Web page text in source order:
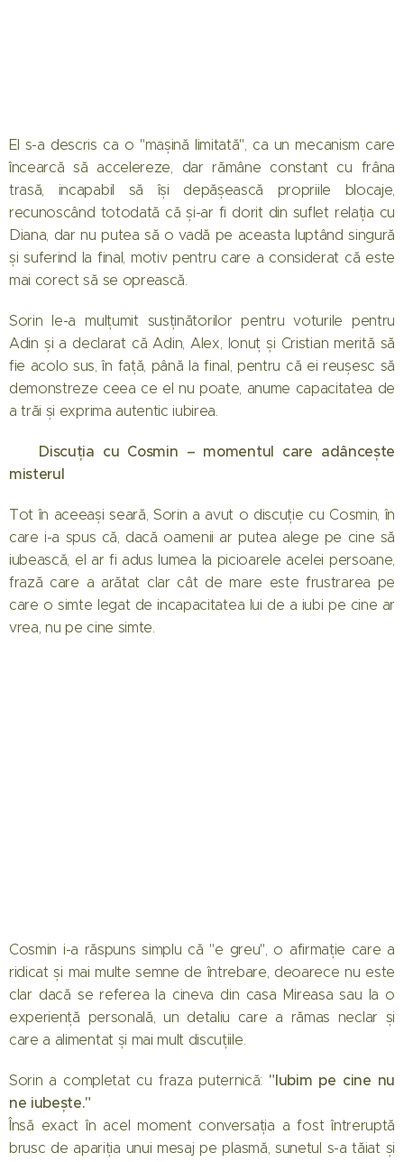
El s-a descris ca o "mașină limitată", ca un mecanism care
încearcă să accelereze, dar rămâne constant cu frâna
trasă, incapabil să își depășească propriile blocaje,
recunoscând totodată că și-ar fi dorit din suflet relația cu
Diana, dar nu putea să o vadă pe aceasta luptând singură
și suferind la final, motiv pentru care a considerat că este
mai corect să se oprească.
Sorin le-a mulțumit susținătorilor pentru voturile pentru
Adin și a declarat că Adin, Alex, Ionuț și Cristian merită să
fie acolo sus, în față, până la final, pentru că ei reușesc să
demonstreze ceea ce el nu poate, anume capacitatea de
a trăi și exprima autentic iubirea.
Discuția cu Cosmin – momentul care adâncește
misterul
Tot în aceeași seară, Sorin a avut o discuție cu Cosmin, în
care i-a spus că, dacă oamenii ar putea alege pe cine să
iubească, el ar fi adus lumea la picioarele acelei persoane,
frază care a arătat clar cât de mare este frustrarea pe
care o simte legat de incapacitatea lui de a iubi pe cine ar
vrea, nu pe cine simte.
Cosmin i-a răspuns simplu că "e greu", o afirmație care a
ridicat și mai multe semne de întrebare, deoarece nu este
clar dacă se referea la cineva din casa Mireasa sau la o
experiență personală, un detaliu care a rămas neclar și
care a alimentat și mai mult discuțiile.
Sorin a completat cu fraza puternică: "Iubim pe cine nu
ne iubește."
Însă exact în acel moment conversația a fost întreruptă
brusc de apariția unui mesaj pe plasmă, sunetul s-a tăiat și